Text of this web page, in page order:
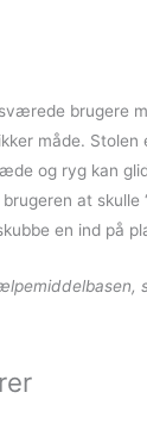
brugere
måde. Stolen
og ryg kan
at skulle
en ind på